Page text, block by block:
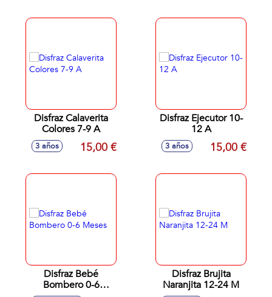
Disfraz Calaverita
Colores 7-9 A
3 años 15,00 €
Disfraz Ejecutor 10-
12 A
3 años 15,00 €
Disfraz Bebé
Bombero 0-6
Disfraz Brujita
Naranjita 12-24 M